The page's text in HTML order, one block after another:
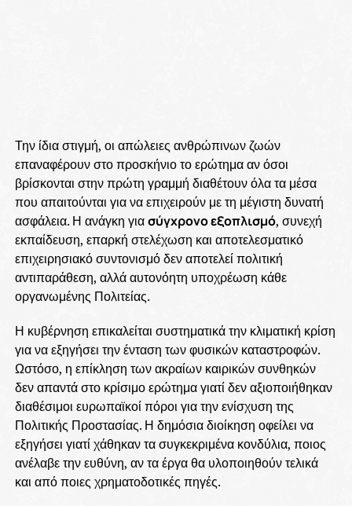
Την ίδια στιγμή, οι απώλειες ανθρώπινων ζωών
επαναφέρουν στο προσκήνιο το ερώτημα αν όσοι
βρίσκονται στην πρώτη γραμμή διαθέτουν όλα τα μέσα
που απαιτούνται για να επιχειρούν με τη μέγιστη δυνατή
ασφάλεια. Η ανάγκη γιασύγχρονο εξοπλισμό, συνεχή
εκπαίδευση, επαρκή στελέχωση και αποτελεσματικό
επιχειρησιακό συντονισμό δεν αποτελεί πολιτική
αντιπαράθεση, αλλά αυτονόητη υποχρέωση κάθε
οργανωμένης Πολιτείας.
Η κυβέρνηση επικαλείται συστηματικά την κλιματική κρίση
για να εξηγήσει την ένταση των φυσικών καταστροφών.
Ωστόσο, η επίκληση των ακραίων καιρικών συνθηκών
δεν απαντά στο κρίσιμο ερώτημα γιατί δεν αξιοποιήθηκαν
διαθέσιμοι ευρωπαϊκοί πόροι για την ενίσχυση της
Πολιτικής Προστασίας. Η δημόσια διοίκηση οφείλει να
εξηγήσει γιατί χάθηκαν τα συγκεκριμένα κονδύλια, ποιος
ανέλαβε την ευθύνη, αν τα έργα θα υλοποιηθούν τελικά
και από ποιες χρηματοδοτικές πηγές.